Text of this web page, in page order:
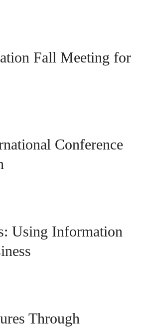
Fall Meeting for
Conference
Using Information
Through